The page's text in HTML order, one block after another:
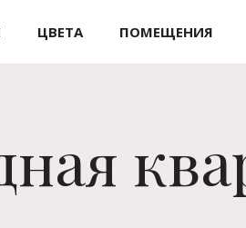
ЦВЕТА ПОМЕЩЕНИЯ